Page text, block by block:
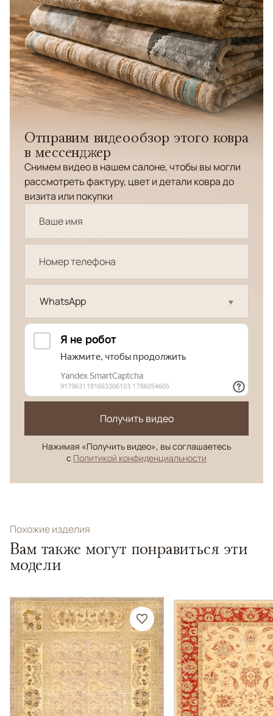
Отправим видеообзор этого ковра
в мессенджер
Снимем видео в нашем салоне, чтобы вы могли
рассмотреть фактуру, цвет и детали ковра до
визита или покупки
WhatsApp
Получить видео
Нажимая «Получить видео», вы соглашаетесь
с Политикой конфиденциальности
Похожие изделия
Вам также могут понравиться эти
модели